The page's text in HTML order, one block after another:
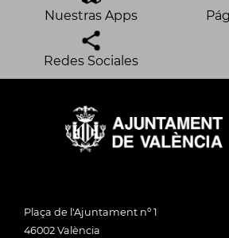
Nuestras Apps
Redes Sociales
Plaça de l'Ajuntament nº 1
46002 València